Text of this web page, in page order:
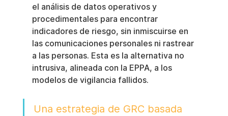
el análisis de datos operativos y
procedimentales para encontrar
indicadores de riesgo, sin inmiscuirse en
las comunicaciones personales ni rastrear
a las personas. Esta es la alternativa no
intrusiva, alineada con la EPPA, a los
modelos de vigilancia fallidos.
Una estrategia de GRC basada